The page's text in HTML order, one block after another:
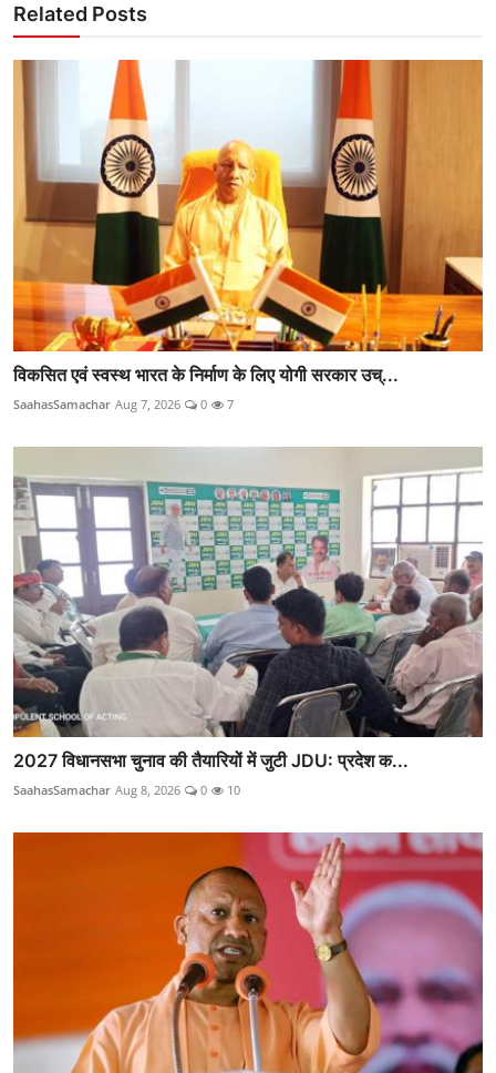
Related Posts
विकसित एवं स्वस्थ भारत के निर्माण के लिए योगी सरकार उच्...
SaahasSamachar Aug 7, 2026 0 7
2027 विधानसभा चुनाव की तैयारियों में जुटी JDU: प्रदेश क...
SaahasSamachar Aug 8, 2026 0 10